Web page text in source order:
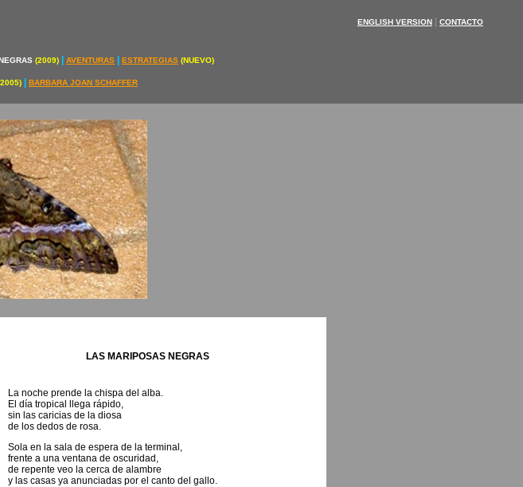
LAS MARIPOSAS NEGRAS
La noche prende la chispa del alba.
El día tropical llega rápido,
sin las caricias de la diosa
de los dedos de rosa.
Sola en la sala de espera de la terminal,
frente a una ventana de oscuridad,
de repente veo la cerca de alambre
y las casas ya anunciadas por el canto del gallo.
ENGLISH VERSION CONTACTO
(2009) AVENTURAS ESTRATEGIAS (NUEVO)
BARBARA JOAN SCHAFFER